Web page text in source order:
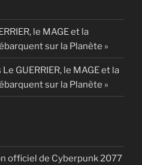
le MAGE et la
sur la Planète »
Le GUERRIER, le MAGE et la
sur la Planète »
officiel de Cyberpunk 2077